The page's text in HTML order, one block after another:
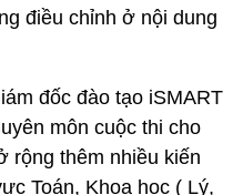
điều chỉnh ở nội dung
đốc đào tạo iSMART
môn cuộc thi cho
rộng thêm nhiều kiến
Toán, Khoa học ( Lý,